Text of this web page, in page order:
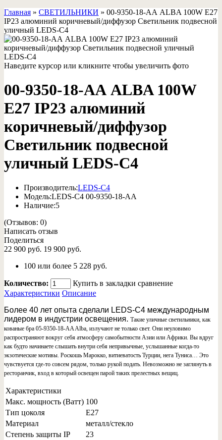
Главная » СВЕТИЛЬНИКИ » 00-9350-18-АА ALBA 100W E27
IP23 алюминий коричневый/диффузор Светильник подвесной
уличный LEDS-C4
Наведите курсор или кликните чтобы увеличить фото
00-9350-18-АА ALBA 100W
E27 IP23 алюминий
коричневый/диффузор
Светильник подвесной
уличный LEDS-C4
Производитель:LEDS-C4
Модель:LEDS-C4 00-9350-18-AA
Наличие:5
(Отзывов: 0)
Написать отзыв
Поделиться
22 900 руб. 19 900 руб.
100 или более 5 228 руб.
Количество: Купить в закладки сравнение
Характеристики Описание
Более 40 лет опыта сделали LEDS-C4 международным
лидером в индустрии освещения. Такие уличные светильники, как
кованые бра 05-9350-18-AA Alba, излучают не только свет. Они неуловимо
распространяют вокруг себя атмосферу самобытности Азии или Африки. Вы вдруг
как будто начинаете слышать внутри себя непривычные, услышанные когда-то
экзотические мотивы. Роскошь Марокко, витиеватость Турции, нега Туниса… Это
чувствуется где-то совсем рядом, только рукой подать. Невозможно не заглянуть в
ресторанчик, вход в который освещен парой таких прелестных вещиц.
Характеристики
Макс. мощность (Ватт) 100
Тип цоколя
E27
Материал
металл/стекло
Степень защиты IP
23